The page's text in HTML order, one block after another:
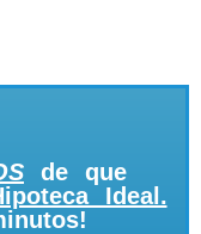
de que
Ideal.